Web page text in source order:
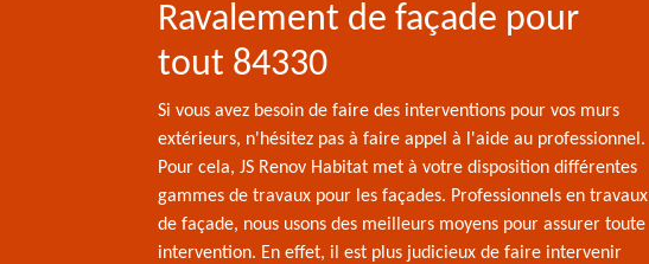
Ravalement de façade pour
tout 84330
Si vous avez besoin de faire des interventions pour vos murs
extérieurs, n'hésitez pas à faire appel à l'aide au professionnel.
Pour cela, JS Renov Habitat met à votre disposition différentes
gammes de travaux pour les façades. Professionnels en travaux
de façade, nous usons des meilleurs moyens pour assurer toute
intervention. En effet, il est plus judicieux de faire intervenir